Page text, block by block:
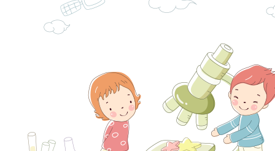
知能研習」
字稿
函轉國立臺灣師範大
「115學年度身心障
知能研習」
有關桃園市八德區大
學辦理「音樂班第
樂會-憶起玩樂」
檢送桃園市政府家庭
「小桃家5月課程資
子的人際必修課」、
檢送「小桃家幸福+
實體座談會」海報
函轉臺北市勞動力重